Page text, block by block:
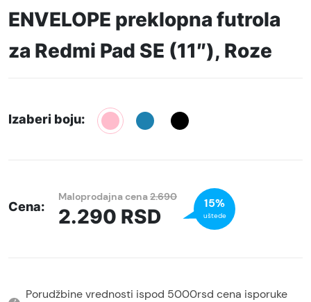
ENVELOPE preklopna futrola
za Redmi Pad SE (11″), Roze
Izaberi boju:
Cena:
Maloprodajna cena2.690
2.290 RSD
15%
uštede
Porudžbine vrednosti ispod 5000rsd cena isporuke